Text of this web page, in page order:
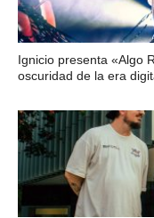
Ignicio presenta «Algo
oscuridad de la era